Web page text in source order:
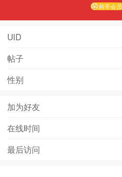
帅哥会员
UID
帖子
性别
加为好友
在线时间
最后访问